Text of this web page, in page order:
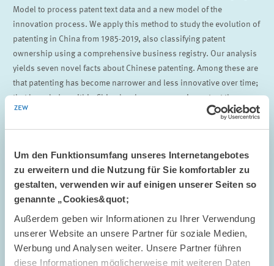
Um den Funktionsumfang unseres Internetangebotes
zu erweitern und die Nutzung für Sie komfortabler zu
gestalten, verwenden wir auf einigen unserer Seiten so
genannte „Cookies&quot;
Außerdem geben wir Informationen zu Ihrer Verwendung
unserer Website an unsere Partner für soziale Medien,
Werbung und Analysen weiter. Unsere Partner führen
diese Informationen möglicherweise mit weiteren Daten
Model to process patent text data and a new model of the
innovation process. We apply this method to study the evolution of
patenting in China from 1985-2019, also classifying patent
ownership using a comprehensive business registry. Our analysis
yields seven novel facts about Chinese patenting. Among these are
that patenting has become narrower and less innovative over time;
that knowledge within China has become more important than
knowledge outside of China for directing innovative activity in
China; and that knowledge produced by Chinese entities within
foreign entities filing patents in China.
Böing, Philipp,Loren Brandt, Ruochen Dai, Kevin Lim undBettina
Peters(2024),The Anatomy of Chinese Innovation: Insights on
Economics Working Paper, Toronto